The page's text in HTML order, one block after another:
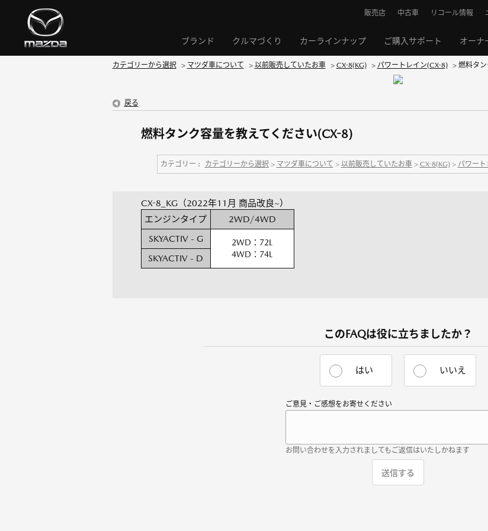
ブランド クルマづくり カーラインナップ ご購入サポート オーナ
販売店 中古車 リコール情報
カテゴリーから選択 > マツダ車について > 以前販売していたお車 > CX-8(KG) > パワートレイン(CX-8) > 燃料タ
戻る
燃料タンク容量を教えてください(CX-8)
カテゴリー : カテゴリーから選択 > マツダ車について > 以前販売していたお車> CX-8(KG)> パワー
CX-8_KG（2022年11月 商品改良~）
エンジンタイプ
2WD/4WD
SKYACTIV - G
2WD：72L
4WD：74L
SKYACTIV - D
このFAQは役に立ちましたか？
はい いいえ
ご意見・ご感想をお寄せください
お問い合わせを入力されましてもご返信はいたしかねます